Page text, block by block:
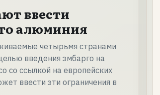
ввести
алюминия
четырьмя странами
введения эмбарго на
со ссылкой на европейских
ввести эти ограничения в